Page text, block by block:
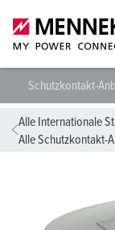
Schutzkontakt-
Alle Internationale
Alle Schutzkontakt-